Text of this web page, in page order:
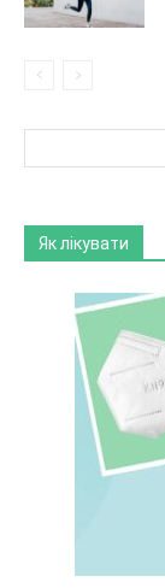
Як лікувати